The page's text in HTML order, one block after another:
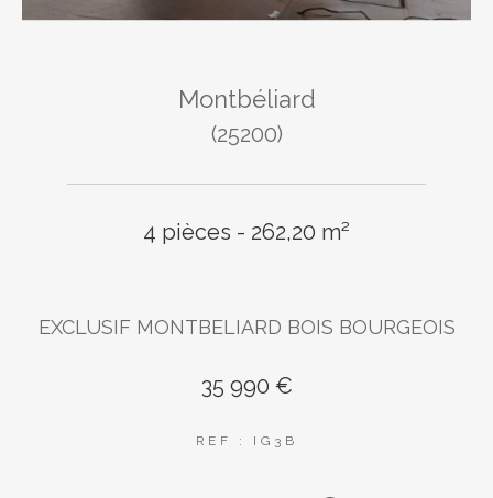
Montbéliard
(25200)
4 pièces - 262,20 m²
EXCLUSIF MONTBELIARD BOIS BOURGEOIS
35 990 €
REF : IG3B